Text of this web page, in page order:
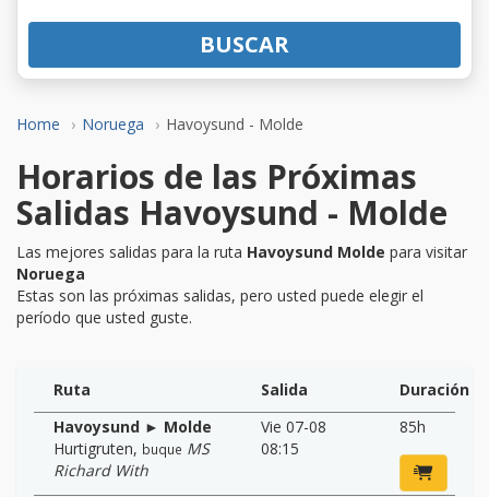
Home Noruega Havoysund - Molde
BUSCAR
Horarios de las Próximas
Salidas Havoysund - Molde
Las mejores salidas para la ruta Havoysund Molde para visitar
Noruega
Estas son las próximas salidas, pero usted puede elegir el
período que usted guste.
Ruta Salida
Duración
Havoysund ► Molde
Hurtigruten, buque MS
Richard With
Vie 07-08
08:15
85h